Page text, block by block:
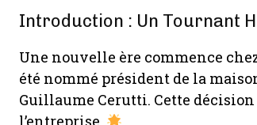
Introduction : Un Tournant
Une nouvelle ère commence
été nommé président de la
Guillaume Cerutti. Cette
l’entreprise.